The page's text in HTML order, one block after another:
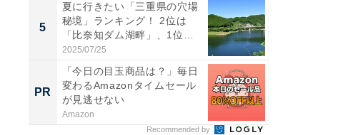
5
夏に行きたい「三重県の穴場
秘境」ランキング！ 2位は
「比奈知ダム湖畔」、1位
は？...
2025/07/25
PR
「今日の目玉商品は？」毎日
変わるAmazonタイムセール
が見逃せない
Amazon
Recommended by